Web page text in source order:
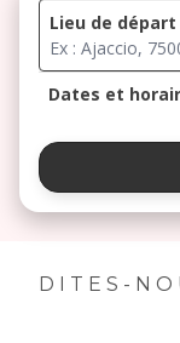
Lieu de départ
Dates et
3
DITES-